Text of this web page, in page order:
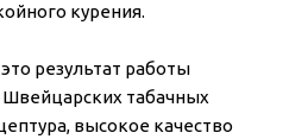
курения.
результат работы
табачных
высокое качество